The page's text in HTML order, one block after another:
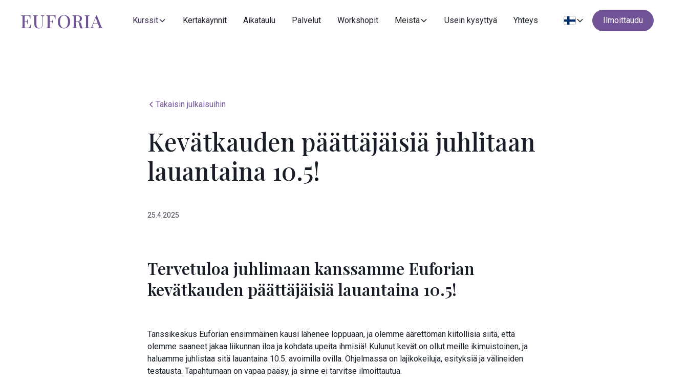
EUFORIA Kurssit Kertakäynnit Aikataulu Palvelut Workshopit Meistä Usein kysyttyä Yhteys Ilmoittaudu
Takaisin julkaisuihin
Kevätkauden päättäjäisiä juhlitaan
lauantaina 10.5!
25.4.2025
Tervetuloa juhlimaan kanssamme Euforian
kevätkauden päättäjäisiä lauantaina 10.5!
Tanssikeskus Euforian ensimmäinen kausi lähenee loppuaan, ja olemme äärettömän kiitollisia siitä, että
olemme saaneet jakaa liikunnan iloa ja kohdata upeita ihmisiä! Kulunut kevät on ollut meille ikimuistoinen, ja
haluamme juhlistaa sitä lauantaina 10.5. avoimilla ovilla. Ohjelmassa on lajikokeiluja, esityksiä ja välineiden
testausta. Tapahtumaan on vapaa pääsy, ja sinne ei tarvitse ilmoittautua.